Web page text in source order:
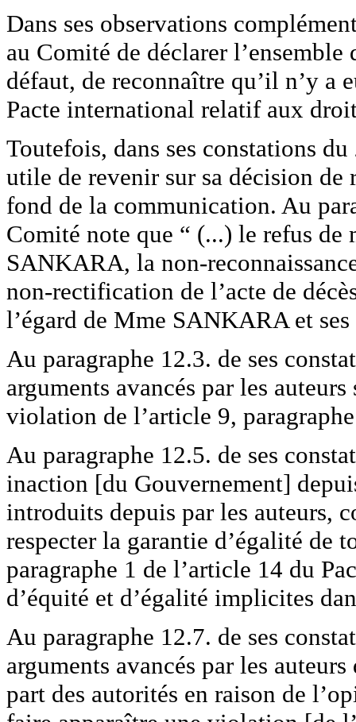
Dans ses observations
au Comité de déclarer
défaut, de reconnaître qu’il n’y a
Pacte international relatif aux
Toutefois, dans ses constations
utile de revenir sur sa décision
fond de la communication. Au
Comité note que “ (...) le refus de
SANKARA, la non-
non-rectification de l’acte de
l’égard de Mme SANKARA et
Au paragraphe 12.3. de ses
arguments avancés par les
violation de l’article 9,
Au paragraphe 12.5. de ses
inaction [du Gouvernement]
introduits depuis par les auteurs,
respecter la garantie d’égalité de
paragraphe 1 de l’article 14 du
d’équité et d’égalité implicites
Au paragraphe 12.7. de ses
arguments avancés par les
part des autorités en raison de